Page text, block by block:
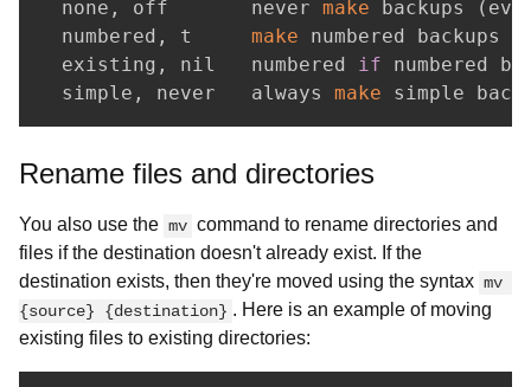
  none, off       never
make backups (
  numbered, t
make numbered backups
  existing, nil   numbered
if numbered
  simple, never   always
make simple
Rename files and directories
You also use the mv command to rename directories and
files if the destination doesn't already exist. If the
destination exists, then they're moved using the syntax mv
{source} {destination} . Here is an example of moving
existing files to existing directories: